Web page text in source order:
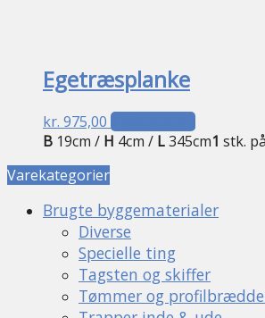
Egetræsplanke
kr. 975,00 Tilføj til kurv
B 19cm / H 4cm / L345cm1 stk.
Varekategorier
Brugte byggematerialer
Diverse
Specielle ting
Tagsten og skiffer
Tømmer og